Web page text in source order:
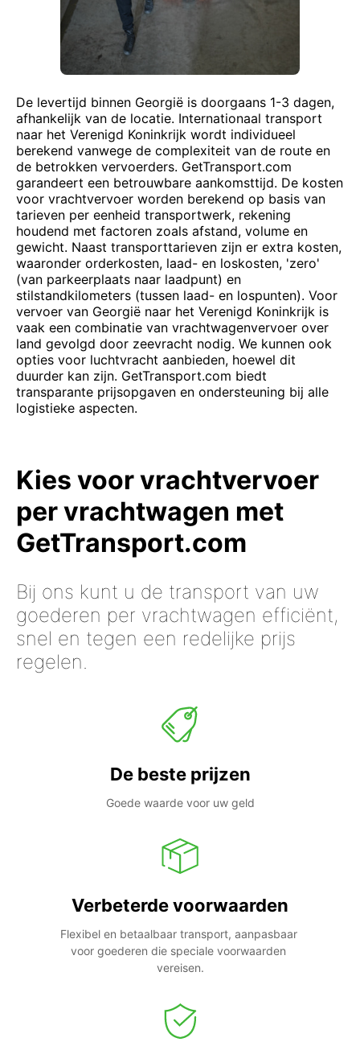
De levertijd binnen Georgië is doorgaans 1-3 dagen,
afhankelijk van de locatie. Internationaal transport
naar het Verenigd Koninkrijk wordt individueel
berekend vanwege de complexiteit van de route en
de betrokken vervoerders. GetTransport.com
garandeert een betrouwbare aankomsttijd. De kosten
voor vrachtvervoer worden berekend op basis van
tarieven per eenheid transportwerk, rekening
houdend met factoren zoals afstand, volume en
gewicht. Naast transporttarieven zijn er extra kosten,
waaronder orderkosten, laad- en loskosten, 'zero'
(van parkeerplaats naar laadpunt) en
stilstandkilometers (tussen laad- en lospunten). Voor
vervoer van Georgië naar het Verenigd Koninkrijk is
vaak een combinatie van vrachtwagenvervoer over
land gevolgd door zeevracht nodig. We kunnen ook
opties voor luchtvracht aanbieden, hoewel dit
duurder kan zijn. GetTransport.com biedt
transparante prijsopgaven en ondersteuning bij alle
logistieke aspecten.
Kies voor vrachtvervoer
per vrachtwagen met
GetTransport.com
Bij ons kunt u de transport van uw
goederen per vrachtwagen efficiënt,
snel en tegen een redelijke prijs
regelen.
De beste prijzen
Goede waarde voor uw geld
Verbeterde voorwaarden
Flexibel en betaalbaar transport, aanpasbaar
voor goederen die speciale voorwaarden
vereisen.